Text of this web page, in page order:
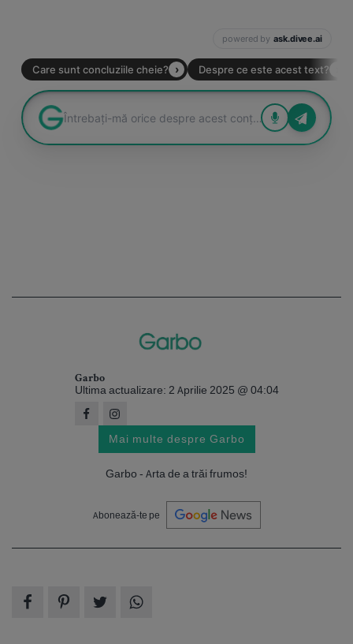
Garbo
Ultima actualizare: 2 Aprilie 2025 @ 04:04
Mai multe despre Garbo
Garbo - Arta de a trăi frumos!
Abonează-te pe